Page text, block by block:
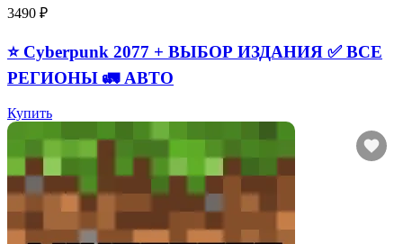
3490 ₽
⭐ Cyberpunk 2077 + ВЫБОР ИЗДАНИЯ ✅ ВСЕ
РЕГИОНЫ 🚛 АВТО
Купить